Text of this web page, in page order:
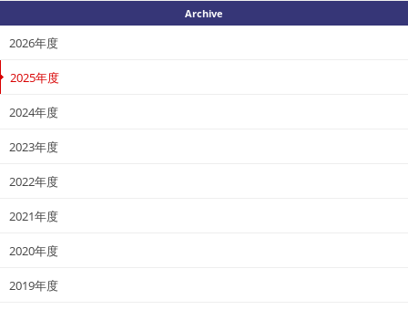
Archive
2026年度
2025年度
2024年度
2023年度
2022年度
2021年度
2020年度
2019年度